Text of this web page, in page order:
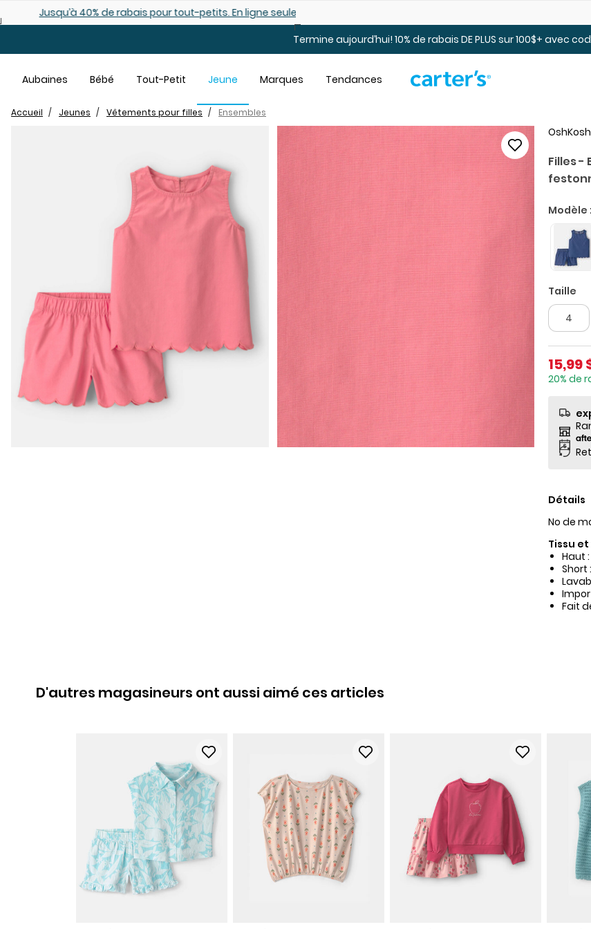
Jusqu’à 40% de rabais pour tout-petits. En ligne seulement.
Termine aujourd’hui! 10% de rabais DE PLUS sur 100$+ avec
Aubaines Bébé Tout-Petit Jeune Marques Tendances
Accueil Jeunes Vêtements pour filles Ensembles
OshKosh
Filles -
Modèle :
Taille
4
Prix
15,99
20% de
Détails
No de
Tissu
Haut
Short
Fait
D'autres magasineurs ont aussi aimé ces articles